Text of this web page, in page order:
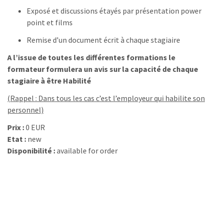
Exposé et discussions étayés par présentation power
point et films
Remise d’un document écrit à chaque stagiaire
A l’issue de toutes les différentes formations le
formateur formulera un avis sur la capacité de chaque
stagiaire à être Habilité
(Rappel : Dans tous les cas c’est l’employeur qui habilite son
personnel)
Prix :0 EUR
Etat : new
Disponibilité :available for order